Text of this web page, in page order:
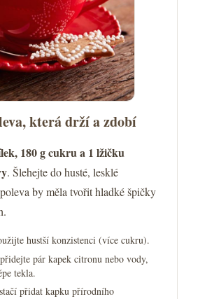
která drží a zdobí
180 g cukru a 1 lžičku
. Šlehejte do husté, lesklé
by měla tvořit hladké špičky
hustší konzistenci (více cukru).
přidejte pár kapek citronu nebo vody,
tekla.
stačí přidat kapku přírodního